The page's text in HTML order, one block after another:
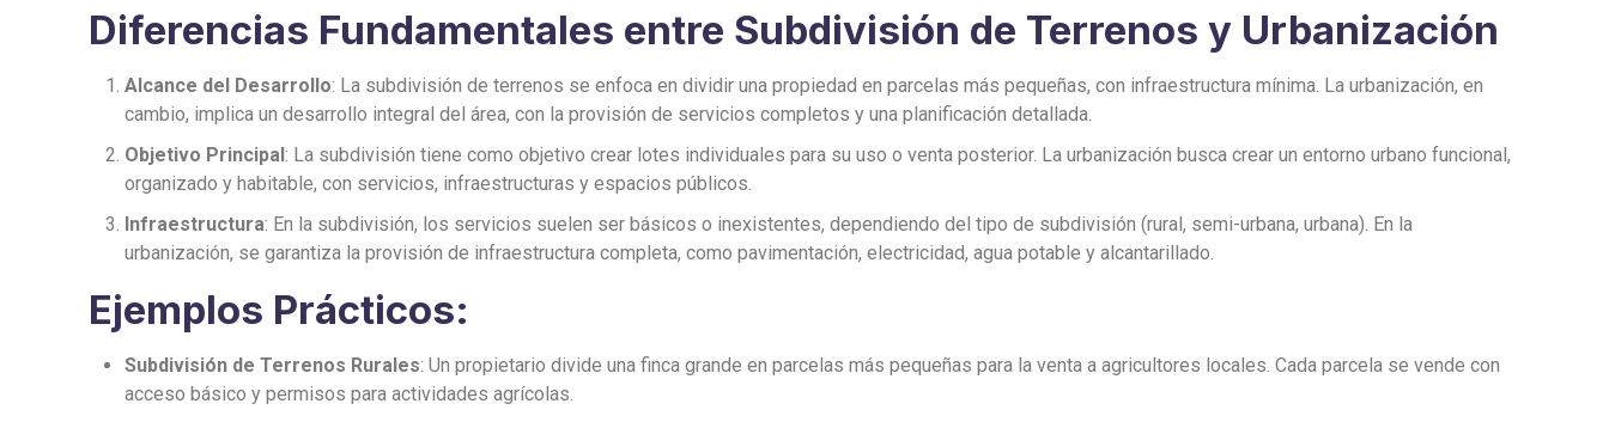
Diferencias Fundamentales entre Subdivisión de Terrenos y Urbanización
Alcance del Desarrollo: La subdivisión de terrenos se enfoca en dividir una propiedad en parcelas más pequeñas, con infraestructura mínima. La urbanización, en
cambio, implica un desarrollo integral del área, con la provisión de servicios completos y una planificación detallada.
Objetivo Principal: La subdivisión tiene como objetivo crear lotes individuales para su uso o venta posterior. La urbanización busca crear un entorno urbano funcional,
organizado y habitable, con servicios, infraestructuras y espacios públicos.
Infraestructura: En la subdivisión, los servicios suelen ser básicos o inexistentes, dependiendo del tipo de subdivisión (rural, semi-urbana, urbana). En la
urbanización, se garantiza la provisión de infraestructura completa, como pavimentación, electricidad, agua potable y alcantarillado.
Ejemplos Prácticos:
Subdivisión de Terrenos Rurales: Un propietario divide una finca grande en parcelas más pequeñas para la venta a agricultores locales. Cada parcela se vende con
acceso básico y permisos para actividades agrícolas.